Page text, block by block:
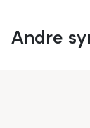
Andre